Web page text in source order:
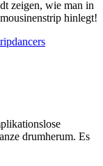
zeigen, wie man in
hinlegt!
drumherum. Es